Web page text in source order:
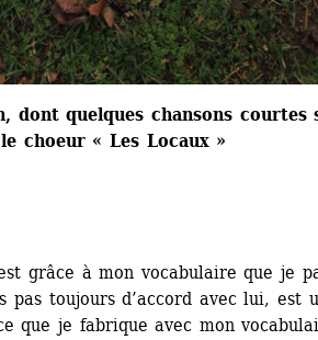
dont quelques chansons courtes
choeur « Les Locaux »
grâce à mon vocabulaire que je
pas toujours d’accord avec lui, est
que je fabrique avec mon